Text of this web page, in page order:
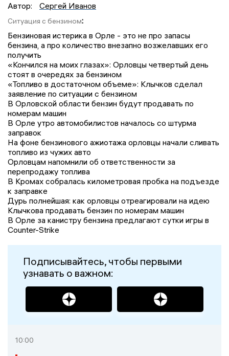
Автор: Сергей Иванов
Ситуация с бензином:
Бензиновая истерика в Орле - это не про запасы
бензина, а про количество внезапно возжелавших его
получить
«Кончился на моих глазах»: Орловцы четвертый день
стоят в очередях за бензином
«Топливо в достаточном объеме»: Клычков сделал
заявление по ситуации с бензином
В Орловской области бензин будут продавать по
номерам машин
В Орле утро автомобилистов началось со штурма
заправок
На фоне бензинового ажиотажа орловцы начали сливать
топливо из чужих авто
Орловцам напомнили об ответственности за
перепродажу топлива
В Кромах собралась километровая пробка на подъезде
к заправке
Дурь полнейшая: как орловцы отреагировали на идею
Клычкова продавать бензин по номерам машин
В Орле за канистру бензина предлагают сутки игры в
Counter-Strike
Подписывайтесь, чтобы первыми
узнавать о важном:
10:00